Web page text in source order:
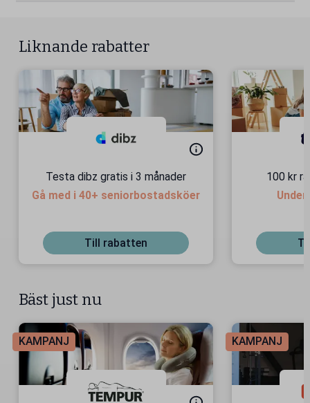
Liknande rabatter
Testa dibz gratis i 3 månader
Gå med i 40+ seniorbostadsköer
Till rabatten
100 kr
Bäst just nu
KAMPANJ KAMPANJ